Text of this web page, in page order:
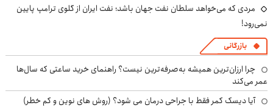
مردی که می‌خواهد سلطان نفت جهان باشد؛ نفت ایران از گلوی ترامپ پایین
نمی‌رود!
بازرگانی
چرا ارزان‌ترین همیشه به‌صرفه‌ترین نیست؟ راهنمای خرید ساعتی که سال‌ها
عمر می‌کند
آیا دیسک کمر فقط با جراحی درمان می شود؟ (روش های نوین و کم خطر)